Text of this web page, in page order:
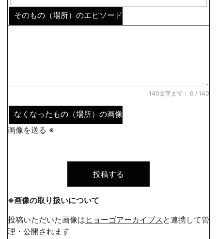
そのもの（場所）のエピソード
140文字まで： 0 / 140
なくなったもの（場所）の画像
画像を送る ※
※画像の取り扱いについて
投稿いただいた画像は ヒョーゴアーカイブス と連携して管
理・公開されます